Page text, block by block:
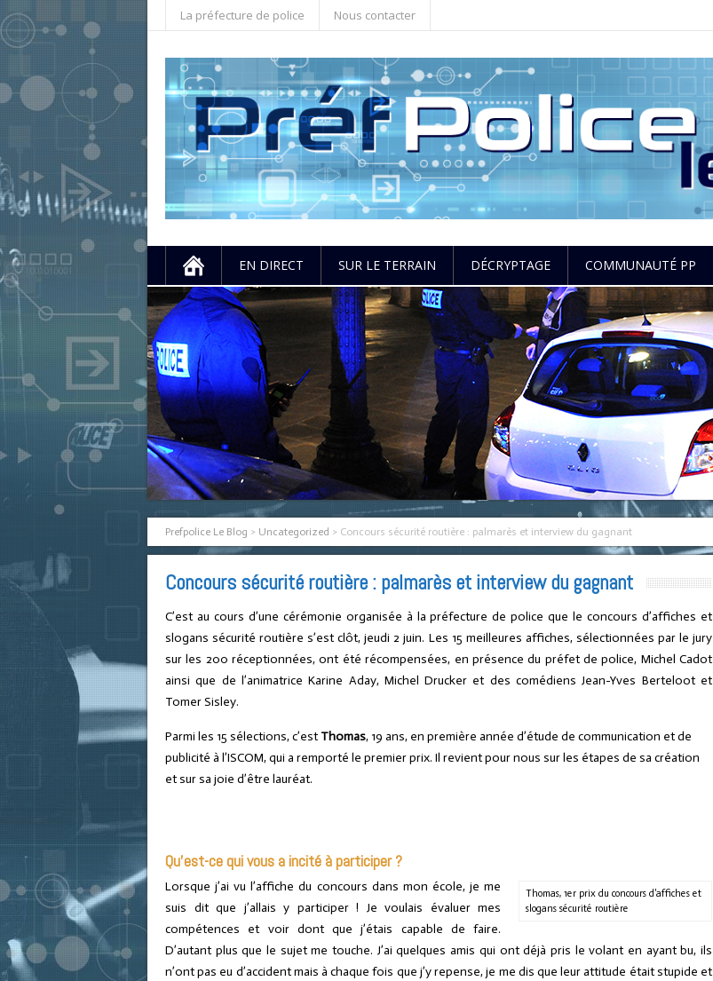
La préfecture de police Nous contacter
EN DIRECT SUR LE TERRAIN DÉCRYPTAGE COMMUNAUTÉ PP
Prefpolice Le Blog > Uncategorized > Concours sécurité routière : palmarès et interview du gagnant
Concours sécurité routière : palmarès et interview du gagnant
C’est au cours d’une cérémonie organisée à la préfecture de police que le concours d’affiches et
slogans sécurité routière s’est clôt, jeudi 2 juin. Les 15 meilleures affiches, sélectionnées par le jury
sur les 200 réceptionnées, ont été récompensées, en présence du préfet de police, Michel Cadot
ainsi que de l’animatrice Karine Aday, Michel Drucker et des comédiens Jean-Yves Berteloot et
Tomer Sisley.
Parmi les 15 sélections, c’est Thomas, 19 ans, en première année d’étude de communication et de
publicité à l’ISCOM, qui a remporté le premier prix. Il revient pour nous sur les étapes de sa création
et sur sa joie d’être lauréat.
Qu’est-ce qui vous a incité à participer ?
Thomas, 1er prix du concours d’affiches et
slogans sécurité routière
Lorsque j’ai vu l’affiche du concours dans mon école, je me
suis dit que j’allais y participer ! Je voulais évaluer mes
compétences et voir dont que j’étais capable de faire.
D’autant plus que le sujet me touche. J’ai quelques amis qui ont déjà pris le volant en ayant bu, ils
n’ont pas eu d’accident mais à chaque fois que j’y repense, je me dis que leur attitude était stupide et